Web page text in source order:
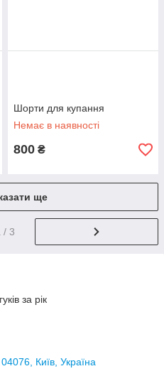
Шорти для купання
Немає в наявності
800 ₴
ще
/ 3
за рік
Київ, Україна